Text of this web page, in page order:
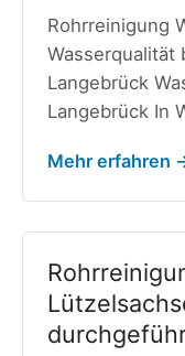
Rohrreinigung
Wasserqualität
Langebrück
Langebrück In
Mehr erfahren